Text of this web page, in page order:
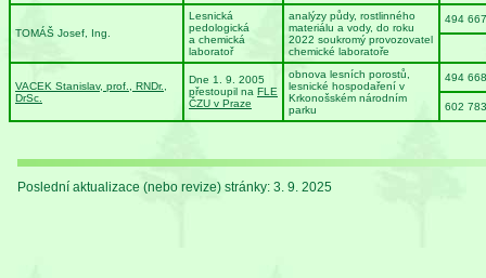
TOMÁŠ Josef, Ing.
Lesnická
pedologická
a chemická
laboratoř
analýzy půdy, rostlinného
materiálu a vody, do roku
2022 soukromý provozovatel
chemické laboratoře
494
VACEK Stanislav, prof., RNDr.,
DrSc.
Dne 1. 9. 2005
přestoupil na FLE
ČZU v Praze
obnova lesních porostů,
lesnické hospodaření v
Krkonošském národním
parku
494
602
Poslední aktualizace (nebo revize) stránky: 3. 9. 2025